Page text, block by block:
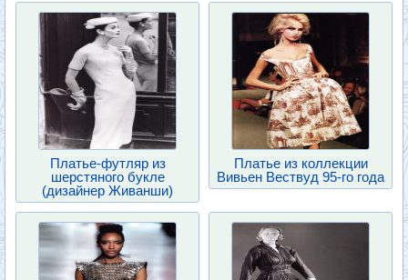
Платье-футляр из
шерстяного букле
(дизайнер Живанши)
Платье из коллекции
Вивьен Вествуд 95-го года